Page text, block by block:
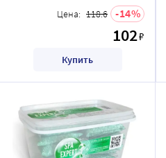
Цена: 118.6 14
102₽
Купить